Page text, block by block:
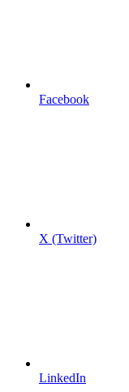
Facebook
X (Twitter)
LinkedIn